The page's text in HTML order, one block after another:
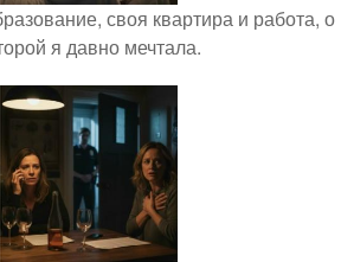
своя квартира и работа, о
я давно мечтала.